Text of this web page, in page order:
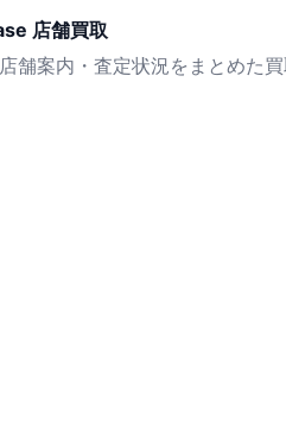
店舗買取
舗案内・査定状況をまとめた買